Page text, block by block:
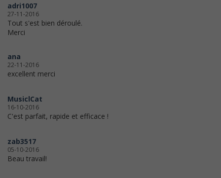
adri1007
27-11-2016
Tout s'est bien déroulé.
Merci
ana
22-11-2016
excellent merci
MusiclCat
16-10-2016
C'est parfait, rapide et efficace !
zab3517
05-10-2016
Beau travail!